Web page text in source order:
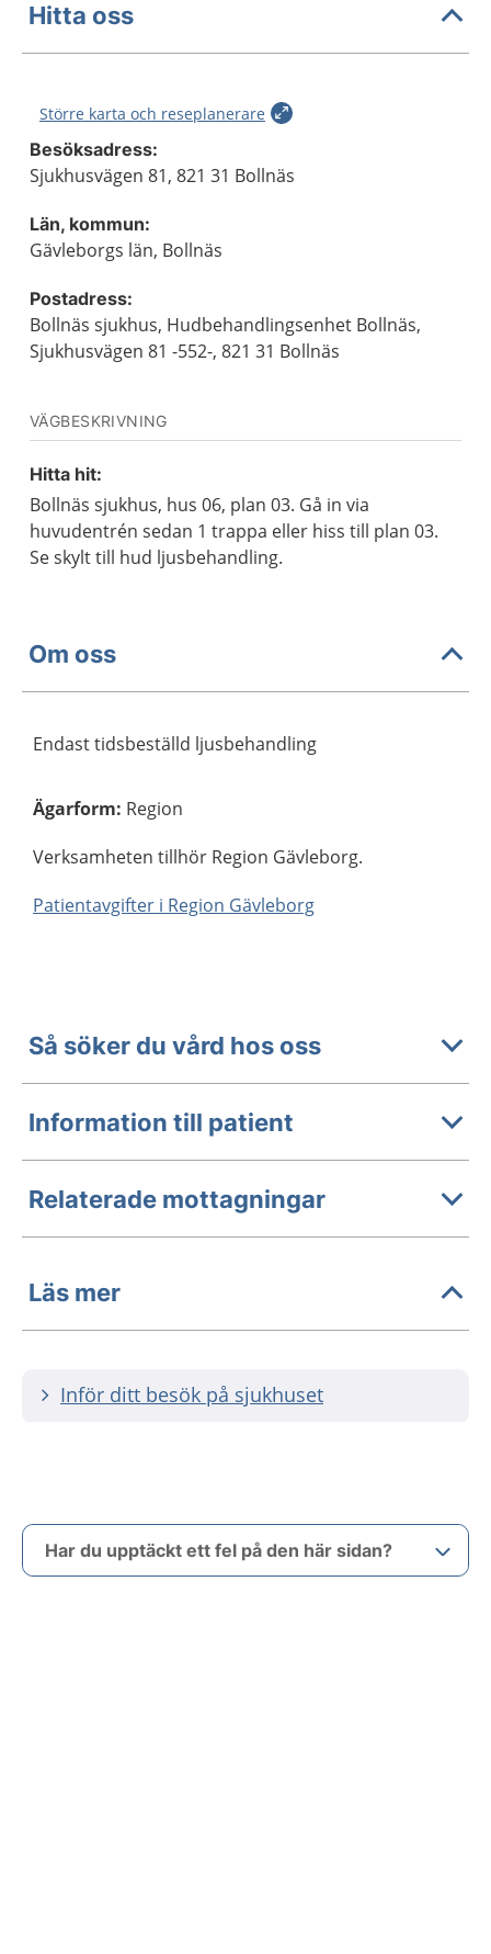
Hitta oss
Större karta och reseplanerare
Besöksadress:
Sjukhusvägen 81, 821 31 Bollnäs
Län, kommun:
Gävleborgs län, Bollnäs
Postadress:
Bollnäs sjukhus, Hudbehandlingsenhet Bollnäs,
Sjukhusvägen 81 -552-, 821 31 Bollnäs
VÄGBESKRIVNING
Hitta hit:
Bollnäs sjukhus, hus 06, plan 03. Gå in via
huvudentrén sedan 1 trappa eller hiss till plan 03.
Se skylt till hud ljusbehandling.
Om oss
Endast tidsbeställd ljusbehandling
Ägarform: Region
Verksamheten tillhör Region Gävleborg.
Patientavgifter i Region Gävleborg
Så söker du vård hos oss
Information till patient
Relaterade mottagningar
Läs mer
Inför ditt besök på sjukhuset
Har du upptäckt ett fel på den här sidan?